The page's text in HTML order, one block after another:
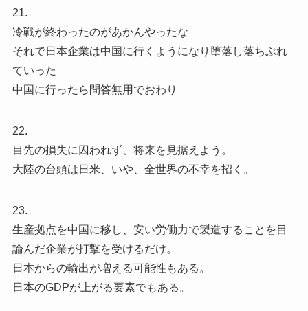
21.
冷戦が終わったのがあかんやったな
それで日本企業は中国に行くようになり堕落し落ちぶれ
ていった
中国に行ったら問答無用でおわり
22.
目先の損失に囚われず、将来を見据えよう。
大陸の台頭は日米、いや、全世界の不幸を招く。
23.
生産拠点を中国に移し、安い労働力で製造することを目
論んだ企業が打撃を受けるだけ。
日本からの輸出が増える可能性もある。
日本のGDPが上がる要素でもある。